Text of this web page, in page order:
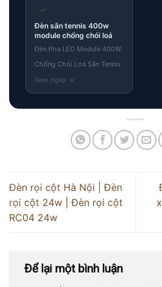
✓
Đèn sân tennis 400w
module chống chói loá
Đèn Pha LED Module 400W
Chống Chói Loá Sân Tennis
Đèn rọi cột Hà Nội | Đèn
rọi cột 24w | Đèn rọi cột
RC04 24w
Để lại một bình luận